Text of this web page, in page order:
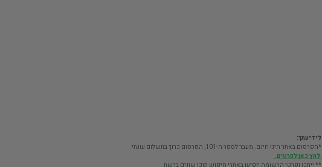
לידיעתך:
*הפרסום באתר הינו חינם. מעבר לספר ה-101, הפרסום כרוך בתשלום שנתי
לחץ כאן לפרטים.
** ייתכן ופרטי הרשומה יופיעו באתרי חיפוש תוכן שונים ברשת